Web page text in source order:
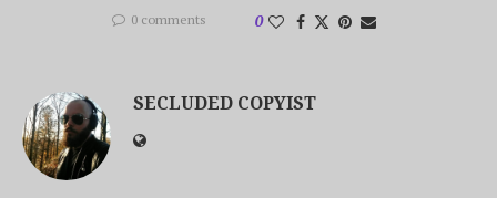
0 comments 0
SECLUDED COPYIST